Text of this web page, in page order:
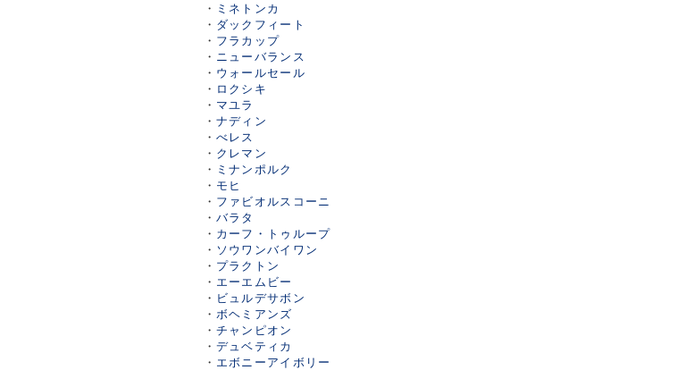
・ ミネトンカ
・ ダックフィート
・ フラカップ
・ ニューバランス
・ ウォールセール
・ ロクシキ
・ マユラ
・ ナディン
・ べレス
・ クレマン
・ ミナンポルク
・ モヒ
・ ファビオルスコーニ
・ バラタ
・ カーフ・トゥループ
・ ソウワンバイワン
・ プラクトン
・ エーエムビー
・ ビュルデサボン
・ ボヘミアンズ
・ チャンピオン
・ デュベティカ
・ エボニーアイボリー